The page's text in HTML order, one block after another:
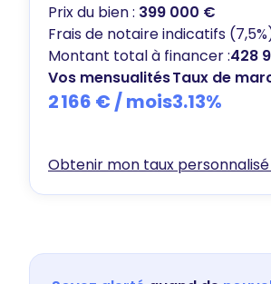
Prix du bien : 399 000 €
Frais de notaire indicatifs
Montant total à financer :428
Vos mensualités
2 166 € / mois
Taux de
3.13%
Obtenir mon taux